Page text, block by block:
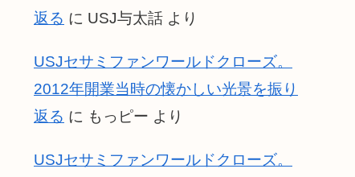
返る に USJ与太話 より
USJセサミファンワールドクローズ。
2012年開業当時の懐かしい光景を振り
返る に もっピー より
USJセサミファンワールドクローズ。